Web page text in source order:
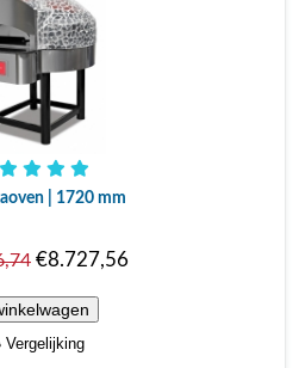
| 1720 mm
€8.727,56
Vergelijking